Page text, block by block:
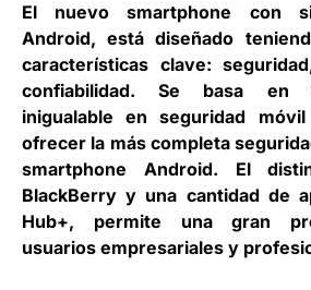
El nuevo smartphone con
Android, está diseñado
características clave:
confiabilidad. Se basa en
inigualable en seguridad
ofrecer la más completa
smartphone Android. El
BlackBerry y una cantidad de
Hub+, permite una gran
usuarios empresariales y